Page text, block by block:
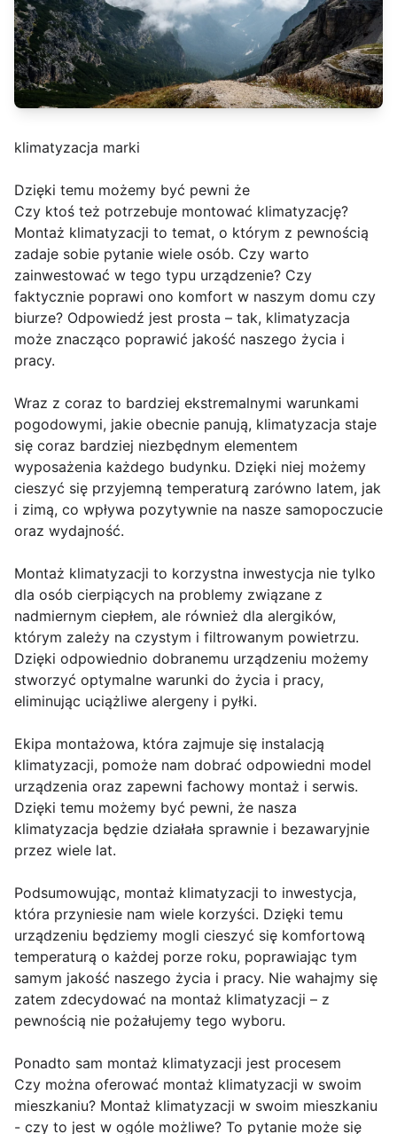
klimatyzacja marki
Dzięki temu możemy być pewni że
Czy ktoś też potrzebuje montować klimatyzację?
Montaż klimatyzacji to temat, o którym z pewnością
zadaje sobie pytanie wiele osób. Czy warto
zainwestować w tego typu urządzenie? Czy
faktycznie poprawi ono komfort w naszym domu czy
biurze? Odpowiedź jest prosta – tak, klimatyzacja
może znacząco poprawić jakość naszego życia i
pracy.
Wraz z coraz to bardziej ekstremalnymi warunkami
pogodowymi, jakie obecnie panują, klimatyzacja staje
się coraz bardziej niezbędnym elementem
wyposażenia każdego budynku. Dzięki niej możemy
cieszyć się przyjemną temperaturą zarówno latem, jak
i zimą, co wpływa pozytywnie na nasze samopoczucie
oraz wydajność.
Montaż klimatyzacji to korzystna inwestycja nie tylko
dla osób cierpiących na problemy związane z
nadmiernym ciepłem, ale również dla alergików,
którym zależy na czystym i filtrowanym powietrzu.
Dzięki odpowiednio dobranemu urządzeniu możemy
stworzyć optymalne warunki do życia i pracy,
eliminując uciążliwe alergeny i pyłki.
Ekipa montażowa, która zajmuje się instalacją
klimatyzacji, pomoże nam dobrać odpowiedni model
urządzenia oraz zapewni fachowy montaż i serwis.
Dzięki temu możemy być pewni, że nasza
klimatyzacja będzie działała sprawnie i bezawaryjnie
przez wiele lat.
Podsumowując, montaż klimatyzacji to inwestycja,
która przyniesie nam wiele korzyści. Dzięki temu
urządzeniu będziemy mogli cieszyć się komfortową
temperaturą o każdej porze roku, poprawiając tym
samym jakość naszego życia i pracy. Nie wahajmy się
zatem zdecydować na montaż klimatyzacji – z
pewnością nie pożałujemy tego wyboru.
Ponadto sam montaż klimatyzacji jest procesem
Czy można oferować montaż klimatyzacji w swoim
mieszkaniu? Montaż klimatyzacji w swoim mieszkaniu
- czy to jest w ogóle możliwe? To pytanie może się